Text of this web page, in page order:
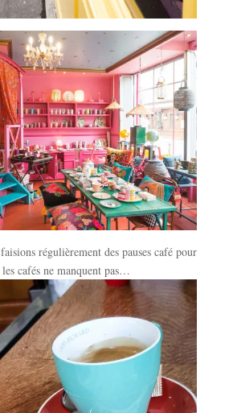
régulièrement des pauses café pour
cafés ne manquent pas…